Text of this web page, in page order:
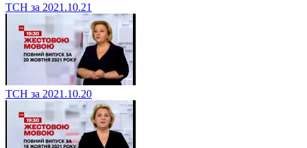
ТСН за 2021.10.21
ТСН за 2021.10.20